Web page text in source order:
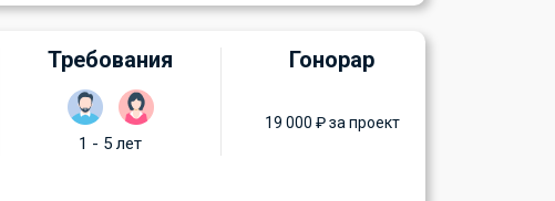
Требования
1 - 5 лет
Гонорар
19 000 ₽ за проект